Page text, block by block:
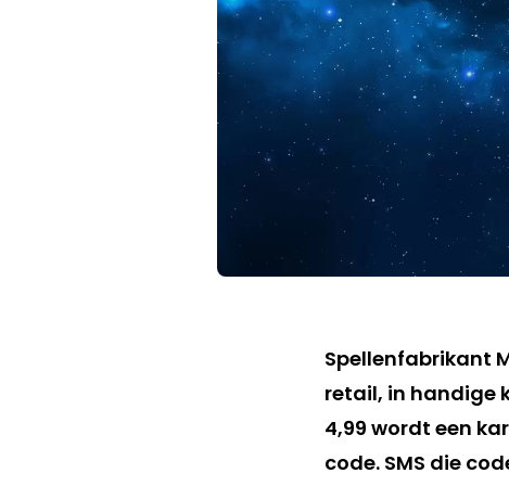
Spellenfabrikant
retail, in handige
4,99 wordt een
code. SMS die